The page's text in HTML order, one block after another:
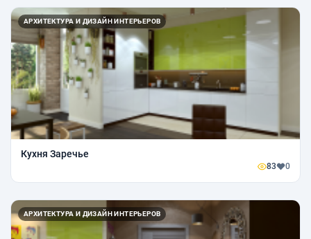
АРХИТЕКТУРА И ДИЗАЙН ИНТЕРЬЕРОВ
Кухня Заречье
83 0
АРХИТЕКТУРА И ДИЗАЙН ИНТЕРЬЕРОВ